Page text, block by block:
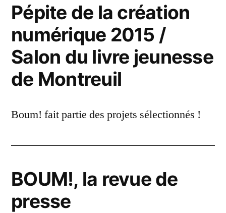
Pépite de la création
numérique 2015 /
Salon du livre jeunesse
de Montreuil
Boum! fait partie des projets sélectionnés !
BOUM!, la revue de
presse